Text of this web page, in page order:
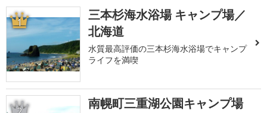
1
三本杉海水浴場 キャンプ場／
北海道
水質最高評価の三本杉海水浴場でキャンプ
ライフを満喫
南幌町三重湖公園キャンプ場